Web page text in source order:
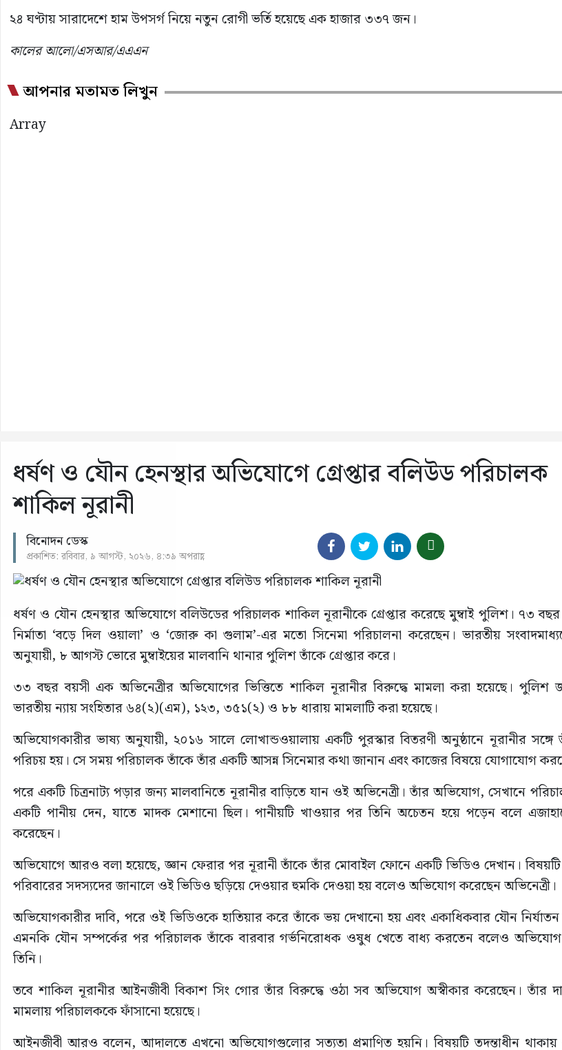
২৪ ঘণ্টায় সারাদেশে হাম উপসর্গ নিয়ে নতুন রোগী ভর্তি হয়েছে এক হাজার ৩৩৭ জন।
কালের আলো/এসআর/এএএন
আপনার মতামত লিখুন
Array
ধর্ষণ ও যৌন হেনস্থার অভিযোগে গ্রেপ্তার বলিউড পরিচালক
শাকিল নূরানী
বিনোদন ডেস্ক
প্রকাশিত: রবিবার, ৯ আগস্ট, ২০২৬, ৪:৩৯ অপরাহ্ণ
ধর্ষণ ও যৌন হেনস্থার অভিযোগে বলিউডের পরিচালক শাকিল নূরানীকে গ্রেপ্তার করেছে মুম্বাই পুলিশ। ৭৩
নির্মাতা ‘বড়ে দিল ওয়ালা’ ও ‘জোরু কা গুলাম’-এর মতো সিনেমা পরিচালনা করেছেন। ভারতীয়
অনুযায়ী, ৮ আগস্ট ভোরে মুম্বাইয়ের মালবানি থানার পুলিশ তাঁকে গ্রেপ্তার করে।
৩৩ বছর বয়সী এক অভিনেত্রীর অভিযোগের ভিত্তিতে শাকিল নূরানীর বিরুদ্ধে মামলা করা হয়েছে। পুলিশ
ভারতীয় ন্যায় সংহিতার ৬৪(২)(এম), ১২৩, ৩৫১(২) ও ৮৮ ধারায় মামলাটি করা হয়েছে।
অভিযোগকারীর ভাষ্য অনুযায়ী, ২০১৬ সালে লোখান্ডওয়ালায় একটি পুরস্কার বিতরণী অনুষ্ঠানে নূরানীর সঙ্গে
পরিচয় হয়। সে সময় পরিচালক তাঁকে তাঁর একটি আসন্ন সিনেমার কথা জানান এবং কাজের বিষয়ে যোগাযোগ
পরে একটি চিত্রনাট্য পড়ার জন্য মালবানিতে নূরানীর বাড়িতে যান ওই অভিনেত্রী। তাঁর অভিযোগ, সেখানে
একটি পানীয় দেন, যাতে মাদক মেশানো ছিল। পানীয়টি খাওয়ার পর তিনি অচেতন হয়ে পড়েন বলে
করেছেন।
অভিযোগে আরও বলা হয়েছে, জ্ঞান ফেরার পর নূরানী তাঁকে তাঁর মোবাইল ফোনে একটি ভিডিও দেখান।
পরিবারের সদস্যদের জানালে ওই ভিডিও ছড়িয়ে দেওয়ার হুমকি দেওয়া হয় বলেও অভিযোগ করেছেন অভিনেত্রী।
অভিযোগকারীর দাবি, পরে ওই ভিডিওকে হাতিয়ার করে তাঁকে ভয় দেখানো হয় এবং একাধিকবার যৌন
এমনকি যৌন সম্পর্কের পর পরিচালক তাঁকে বারবার গর্ভনিরোধক ওষুধ খেতে বাধ্য করতেন বলেও
তিনি।
তবে শাকিল নূরানীর আইনজীবী বিকাশ সিং গোর তাঁর বিরুদ্ধে ওঠা সব অভিযোগ অস্বীকার করেছেন। তাঁর
মামলায় পরিচালককে ফাঁসানো হয়েছে।
আইনজীবী আরও বলেন, আদালতে এখনো অভিযোগগুলোর সত্যতা প্রমাণিত হয়নি। বিষয়টি তদন্তাধীন